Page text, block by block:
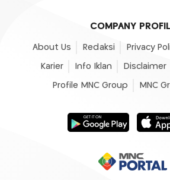
COMPANY
About Us Redaksi Privacy
Karier Info Iklan Disclaimer
Profile MNC Group MNC